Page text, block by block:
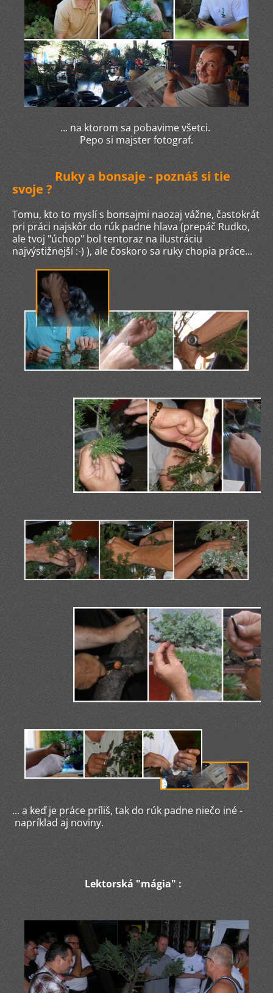
... na ktorom sa pobavime všetci.
Pepo si majster fotograf.
Ruky a bonsaje - poznáš si tie
svoje ?
Tomu, kto to myslí s bonsajmi naozaj vážne, častokrát
pri práci najskôr do rúk padne hlava (prepáč Rudko,
ale tvoj "úchop" bol tentoraz na ilustráciu
najvýstižnejší :-) ), ale čoskoro sa ruky chopia práce...
... a keď je práce príliš, tak do rúk padne niečo iné -
napríklad aj noviny.
Lektorská "mágia" :